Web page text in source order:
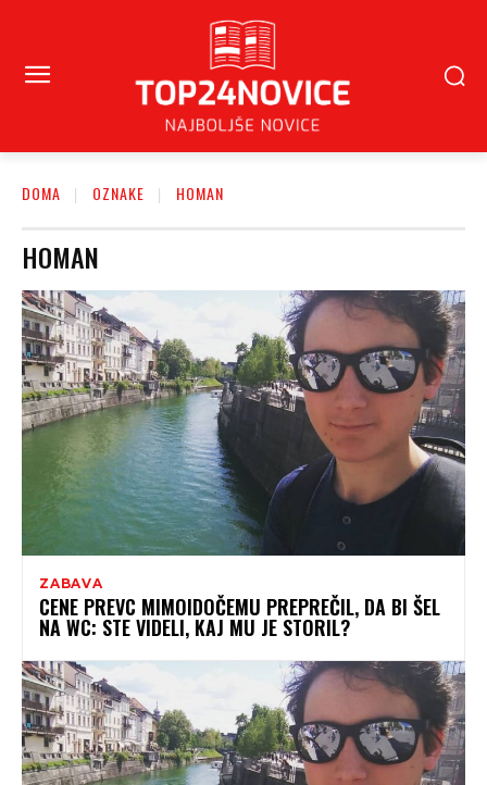
DOMA OZNAKE HOMAN
HOMAN
ZABAVA
CENE PREVC MIMOIDOČEMU PREPREČIL, DA BI ŠEL
NA WC: STE VIDELI, KAJ MU JE STORIL?